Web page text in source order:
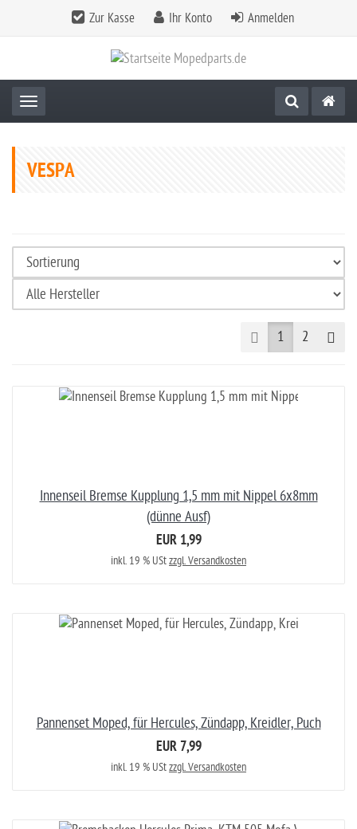
Zur Kasse Ihr Konto Anmelden
Toggle navigation
VESPA
Prev1 2
Innenseil Bremse Kupplung 1,5 mm mit Nippel 6x8mm
(dünne Ausf)
EUR 1,99
inkl. 19 % UStzzgl. Versandkosten
Pannenset Moped, für Hercules, Zündapp, Kreidler, Puch
EUR 7,99
inkl. 19 % UStzzgl. Versandkosten